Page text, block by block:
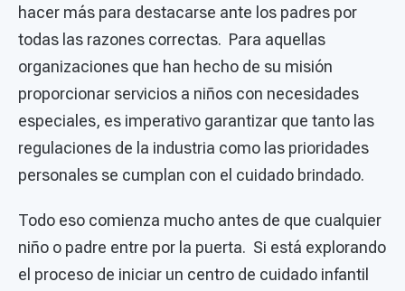
hacer más para destacarse ante los padres por
todas las razones correctas. Para aquellas
organizaciones que han hecho de su misión
proporcionar servicios a niños con necesidades
especiales, es imperativo garantizar que tanto las
regulaciones de la industria como las prioridades
personales se cumplan con el cuidado brindado.
Todo eso comienza mucho antes de que cualquier
niño o padre entre por la puerta. Si está explorando
el proceso de iniciar un centro de cuidado infantil